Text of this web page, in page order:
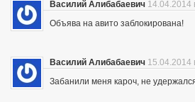
Василий Алибабаевич 14.04.2014
Объява на авито заблокирована!
Василий Алибабаевич 15.04.2014
Забанили меня кароч, не